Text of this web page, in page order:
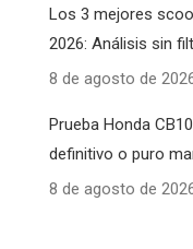
Los 3 mejores
2026: Análisis sin
8 de agosto de
Prueba Honda
definitivo o puro
8 de agosto de